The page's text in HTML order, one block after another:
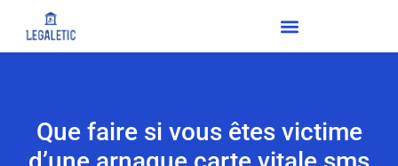
Que faire si vous êtes victime